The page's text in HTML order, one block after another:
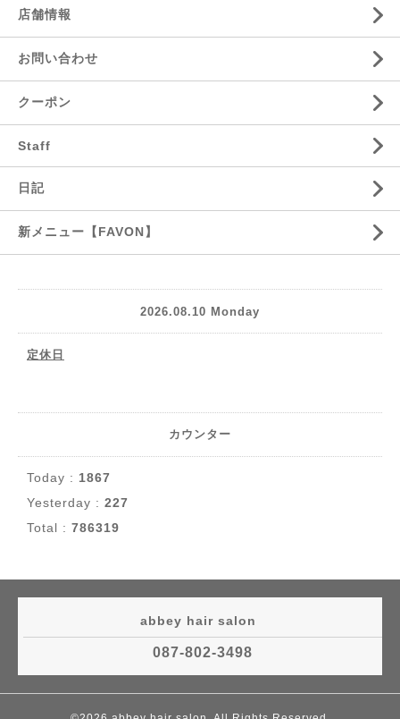
店舗情報
お問い合わせ
クーポン
Staff
日記
新メニュー【FAVON】
2026.08.10 Monday
定休日
カウンター
Today : 1867
Yesterday : 227
Total : 786319
abbey hair salon
087-802-3498